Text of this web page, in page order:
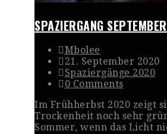
SPAZIERGANG
Mbolee
21. September 2020
Spaziergänge 2020
0 Comments
Im Frühherbst 2020 zeigt
Trockenheit noch sehr
Sommer, wenn das Licht